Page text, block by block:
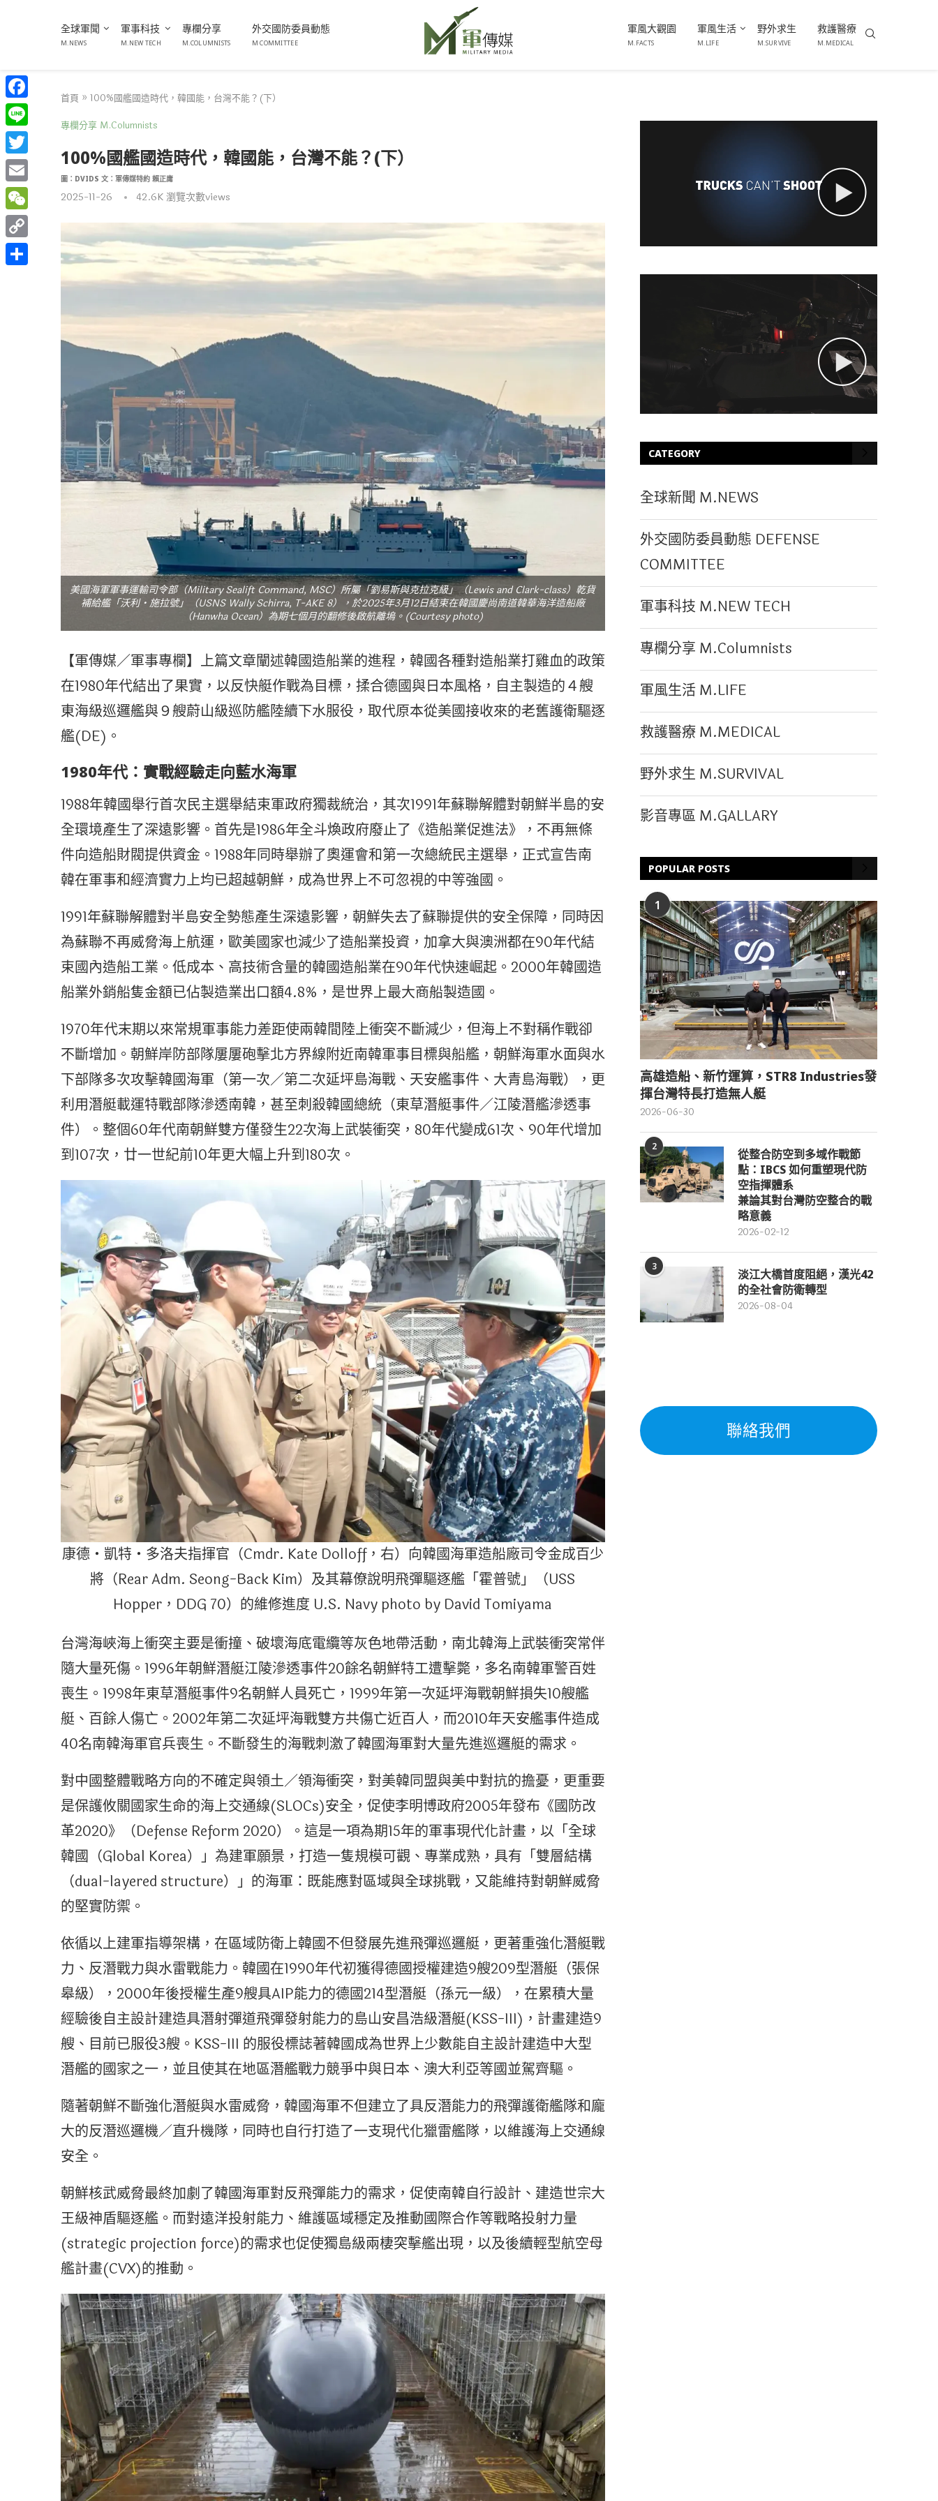
全球軍聞
M.NEWS
軍事科技
M.NEW TECH
專欄分享
M.COLUMNISTS
外交國防委員動態
M COMMITTEE
軍風大觀園
M.FACTS
軍風生活
M.LIFE
野外求生
M.SURVIVE
救護醫療
M.MEDICAL
首頁 » 100%國艦國造時代，韓國能，台灣不能？(下）
專欄分享 M.Columnists
100%國艦國造時代，韓國能，台灣不能？(下）
圖：DVIDS 文：軍傳媒特約 賴正庸
2025-11-26 42.6K瀏覽次數views
美國海軍軍事運輸司令部（Military Sealift Command, MSC）所屬「劉易斯與克拉克級」（Lewis and Clark-class）乾貨
補給艦「沃利・施拉號」（USNS Wally Schirra, T-AKE 8），於2025年3月12日結束在韓國慶尚南道韓華海洋造船廠
（Hanwha Ocean）為期七個月的翻修後啟航離塢。(Courtesy photo)
【軍傳媒／軍事專欄】上篇文章闡述韓國造船業的進程，韓國各種對造船業打雞血的政策
在1980年代結出了果實，以反快艇作戰為目標，揉合德國與日本風格，自主製造的４艘
東海級巡邏艦與９艘蔚山級巡防艦陸續下水服役，取代原本從美國接收來的老舊護衛驅逐
艦(DE)。
1980年代：實戰經驗走向藍水海軍
1988年韓國舉行首次民主選舉結束軍政府獨裁統治，其次1991年蘇聯解體對朝鮮半島的安
全環境產生了深遠影響。首先是1986年全斗煥政府廢止了《造船業促進法》，不再無條
件向造船財閥提供資金。1988年同時舉辦了奧運會和第一次總統民主選舉，正式宣告南
韓在軍事和經濟實力上均已超越朝鮮，成為世界上不可忽視的中等強國。
1991年蘇聯解體對半島安全勢態產生深遠影響，朝鮮失去了蘇聯提供的安全保障，同時因
為蘇聯不再威脅海上航運，歐美國家也減少了造船業投資，加拿大與澳洲都在90年代結
束國內造船工業。低成本、高技術含量的韓國造船業在90年代快速崛起。2000年韓國造
船業外銷船隻金額已佔製造業出口額4.8%，是世界上最大商船製造國。
1970年代末期以來常規軍事能力差距使兩韓間陸上衝突不斷減少，但海上不對稱作戰卻
不斷增加。朝鮮岸防部隊屢屢砲擊北方界線附近南韓軍事目標與船艦，朝鮮海軍水面與水
下部隊多次攻擊韓國海軍（第一次／第二次延坪島海戰、天安艦事件、大青島海戰），更
利用潛艇載運特戰部隊滲透南韓，甚至刺殺韓國總統（東草潛艇事件／江陵潛艦滲透事
件）。整個60年代南朝鮮雙方僅發生22次海上武裝衝突，80年代變成61次、90年代增加
到107次，廿一世紀前10年更大幅上升到180次。
康德・凱特・多洛夫指揮官（Cmdr. Kate Dolloff，右）向韓國海軍造船廠司令金成百少
將（Rear Adm. Seong-Back Kim）及其幕僚說明飛彈驅逐艦「霍普號」（USS
Hopper，DDG 70）的維修進度 U.S. Navy photo by David Tomiyama
台灣海峽海上衝突主要是衝撞、破壞海底電纜等灰色地帶活動，南北韓海上武裝衝突常伴
隨大量死傷。1996年朝鮮潛艇江陵滲透事件20餘名朝鮮特工遭擊斃，多名南韓軍警百姓
喪生。1998年東草潛艇事件9名朝鮮人員死亡，1999年第一次延坪海戰朝鮮損失10艘艦
艇、百餘人傷亡。2002年第二次延坪海戰雙方共傷亡近百人，而2010年天安艦事件造成
40名南韓海軍官兵喪生。不斷發生的海戰刺激了韓國海軍對大量先進巡邏艇的需求。
對中國整體戰略方向的不確定與領土／領海衝突，對美韓同盟與美中對抗的擔憂，更重要
是保護攸關國家生命的海上交通線(SLOCs)安全，促使李明博政府2005年發布《國防改
革2020》（Defense Reform 2020）。這是一項為期15年的軍事現代化計畫，以「全球
韓國（Global Korea）」為建軍願景，打造一隻規模可觀、專業成熟，具有「雙層結構
（dual-layered structure）」的海軍：既能應對區域與全球挑戰，又能維持對朝鮮威脅
的堅實防禦。
依循以上建軍指導架構，在區域防衛上韓國不但發展先進飛彈巡邏艇，更著重強化潛艇戰
力、反潛戰力與水雷戰能力。韓國在1990年代初獲得德國授權建造9艘209型潛艇（張保
皋級），2000年後授權生產9艘具AIP能力的德國214型潛艇（孫元一級），在累積大量
經驗後自主設計建造具潛射彈道飛彈發射能力的島山安昌浩級潛艇(KSS-III)，計畫建造9
艘、目前已服役3艘。KSS-III 的服役標誌著韓國成為世界上少數能自主設計建造中大型
潛艦的國家之一，並且使其在地區潛艦戰力競爭中與日本、澳大利亞等國並駕齊驅。
隨著朝鮮不斷強化潛艇與水雷威脅，韓國海軍不但建立了具反潛能力的飛彈護衛艦隊和龐
大的反潛巡邏機／直升機隊，同時也自行打造了一支現代化獵雷艦隊，以維護海上交通線
安全。
朝鮮核武威脅最終加劇了韓國海軍對反飛彈能力的需求，促使南韓自行設計、建造世宗大
王級神盾驅逐艦。而對遠洋投射能力、維護區域穩定及推動國際合作等戰略投射力量
(strategic projection force)的需求也促使獨島級兩棲突擊艦出現，以及後續輕型航空母
艦計畫(CVX)的推動。
CATEGORY
全球新聞 M.NEWS
外交國防委員動態 DEFENSE
COMMITTEE
軍事科技 M.NEW TECH
專欄分享 M.Columnists
軍風生活 M.LIFE
救護醫療 M.MEDICAL
野外求生 M.SURVIVAL
影音專區 M.GALLARY
POPULAR POSTS
1
高雄造船、新竹運算，STR8 Industries發
揮台灣特長打造無人艇
2026-06-30
2
從整合防空到多域作戰節
點：IBCS 如何重塑現代防
空指揮體系
兼論其對台灣防空整合的戰
略意義
2026-02-12
3
淡江大橋首度阻絕，漢光42
的全社會防衛轉型
2026-08-04
聯絡我們
Facebook
Line
Twitter
Email
WeChat
Copy
Link